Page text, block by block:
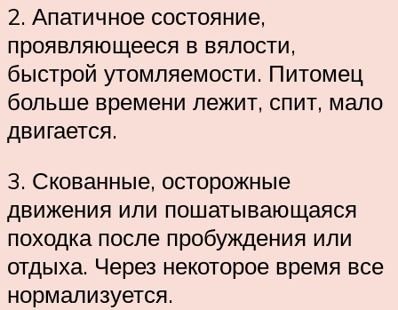
2. Апатичное состояние,
проявляющееся в вялости,
быстрой утомляемости. Питомец
больше времени лежит, спит, мало
двигается.
3. Скованные, осторожные
движения или пошатывающаяся
походка после пробуждения или
отдыха. Через некоторое время все
нормализуется.